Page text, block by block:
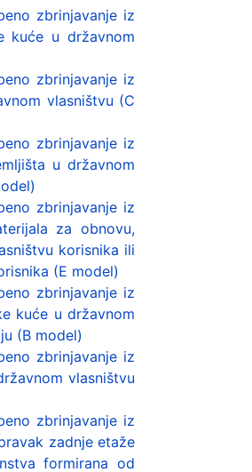
zbrinjavanje iz
kuće u državnom
zbrinjavanje iz
vlasništvu (C
zbrinjavanje iz
u državnom
zbrinjavanje iz
za obnovu,
korisnika ili
(E model)
zbrinjavanje iz
kuće u državnom
(B model)
zbrinjavanje iz
vlasništvu
zbrinjavanje iz
zadnje etaže
formirana od